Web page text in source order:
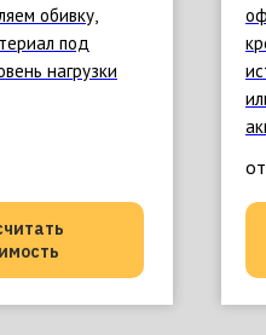
обивку,
под
нагрузки